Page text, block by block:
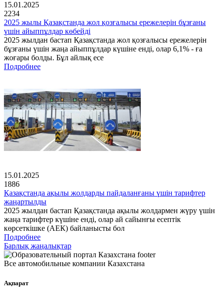
15.01.2025
2234
2025 жылы Қазақстанда жол қозғалысы ережелерін бұзғаны
үшін айыппұлдар көбейді
2025 жылдан бастап Қазақстанда жол қозғалысы ережелерін
бұзғаны үшін жаңа айыппұлдар күшіне енді, олар 6,1% - ға
жоғары болды. Бұл айлық есе
Подробнее
15.01.2025
1886
Қазақстанда ақылы жолдарды пайдаланғаны үшін тарифтер
жаңартылды
2025 жылдан бастап Қазақстанда ақылы жолдармен жүру үшін
жаңа тарифтер күшіне енді, олар ай сайынғы есептік
көрсеткішке (АЕК) байланысты бол
Подробнее
Барлық жаңалықтар
Все автомобильные компании Казахстана
Ақпарат